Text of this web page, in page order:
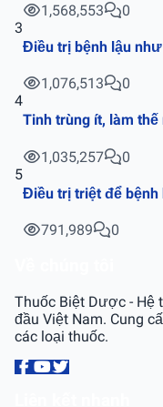
1,568,553
0
3
Điều trị bệnh lậu
1,076,513
0
4
Tinh trùng ít, làm
1,035,257
0
5
Điều trị triệt để bệnh
791,989 0
Thuốc Biệt Dược - Hệ
đầu Việt Nam. Cung
các loại thuốc.